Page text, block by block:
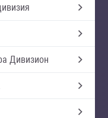
Дивизион